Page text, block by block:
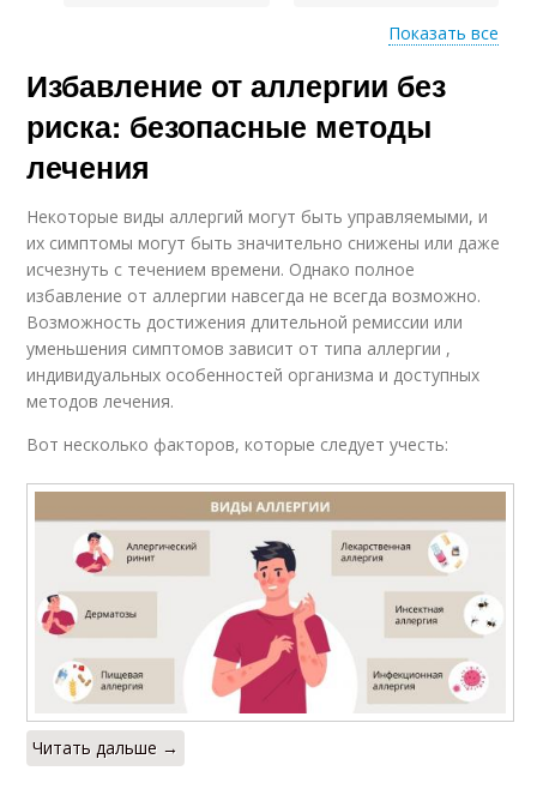
Побочные эффекты
Антибиотики для
лечения
Показать все
Избавление от аллергии без
риска: безопасные методы
лечения
Некоторые виды аллергий могут быть управляемыми, и
их симптомы могут быть значительно снижены или даже
исчезнуть с течением времени. Однако полное
избавление от аллергии навсегда не всегда возможно.
Возможность достижения длительной ремиссии или
уменьшения симптомов зависит от типа аллергии ,
индивидуальных особенностей организма и доступных
методов лечения.
Вот несколько факторов, которые следует учесть:
Читать дальше →